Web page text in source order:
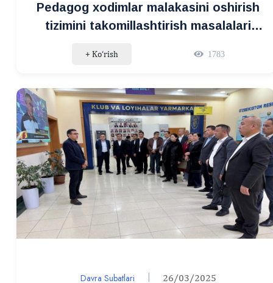
Pedagog xodimlar malakasini oshirish
tizimini takomillashtirish masalalari
+ Ko‘rish 1783
Davra Subatlari 26/03/2025